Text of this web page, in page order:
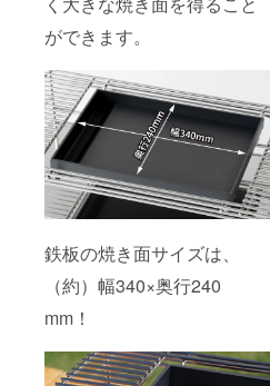
ができます。
鉄板の焼き面サイズは、
（約）幅340×奥行240
mm！